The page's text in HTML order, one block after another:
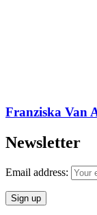
Franziska Van
Newsletter
Email address: